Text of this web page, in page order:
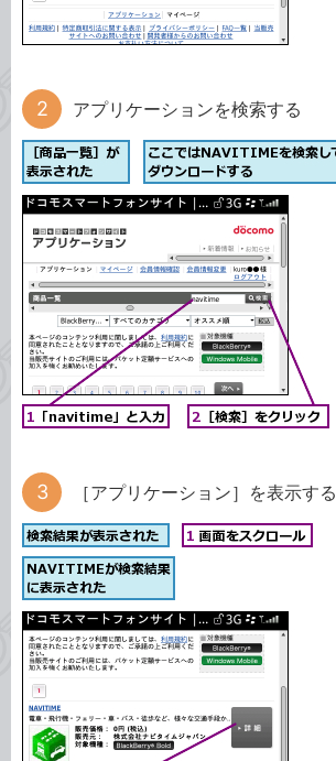
アプリケーションを検索する
［アプリケーション］を表示する